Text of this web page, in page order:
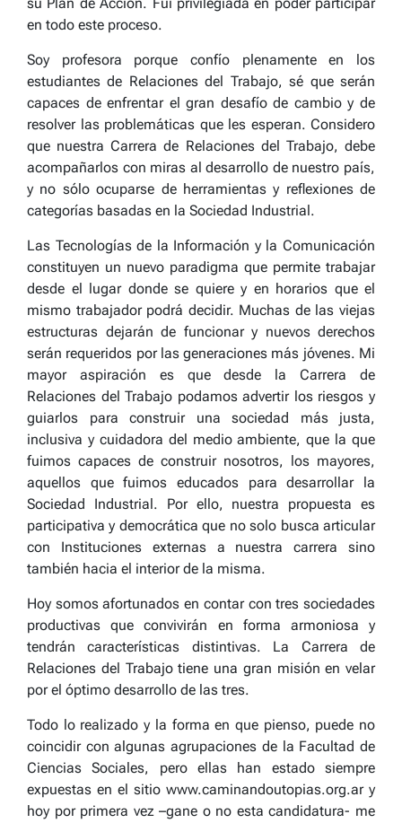
en todo este proceso.
Soy profesora porque confío plenamente en los
estudiantes de Relaciones del Trabajo, sé que serán
capaces de enfrentar el gran desafío de cambio y de
resolver las problemáticas que les esperan. Considero
que nuestra Carrera de Relaciones del Trabajo, debe
acompañarlos con miras al desarrollo de nuestro país,
y no sólo ocuparse de herramientas y reflexiones de
categorías basadas en la Sociedad Industrial.
Las Tecnologías de la Información y la Comunicación
constituyen un nuevo paradigma que permite trabajar
desde el lugar donde se quiere y en horarios que el
mismo trabajador podrá decidir. Muchas de las viejas
estructuras dejarán de funcionar y nuevos derechos
serán requeridos por las generaciones más jóvenes. Mi
mayor aspiración es que desde la Carrera de
Relaciones del Trabajo podamos advertir los riesgos y
guiarlos para construir una sociedad más justa,
inclusiva y cuidadora del medio ambiente, que la que
fuimos capaces de construir nosotros, los mayores,
aquellos que fuimos educados para desarrollar la
Sociedad Industrial. Por ello, nuestra propuesta es
participativa y democrática que no solo busca articular
con Instituciones externas a nuestra carrera sino
también hacia el interior de la misma.
Hoy somos afortunados en contar con tres sociedades
productivas que convivirán en forma armoniosa y
tendrán características distintivas. La Carrera de
Relaciones del Trabajo tiene una gran misión en velar
por el óptimo desarrollo de las tres.
Todo lo realizado y la forma en que pienso, puede no
coincidir con algunas agrupaciones de la Facultad de
Ciencias Sociales, pero ellas han estado siempre
expuestas en el sitio www.caminandoutopias.org.ar y
hoy por primera vez –gane o no esta candidatura- me